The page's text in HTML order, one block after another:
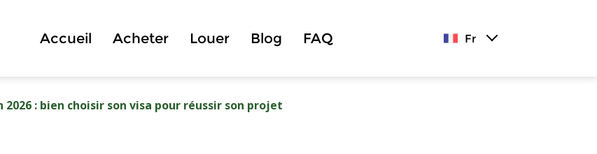
Accueil Acheter Louer Blog FAQ Fr
2026 : bien choisir son visa pour réussir son projet